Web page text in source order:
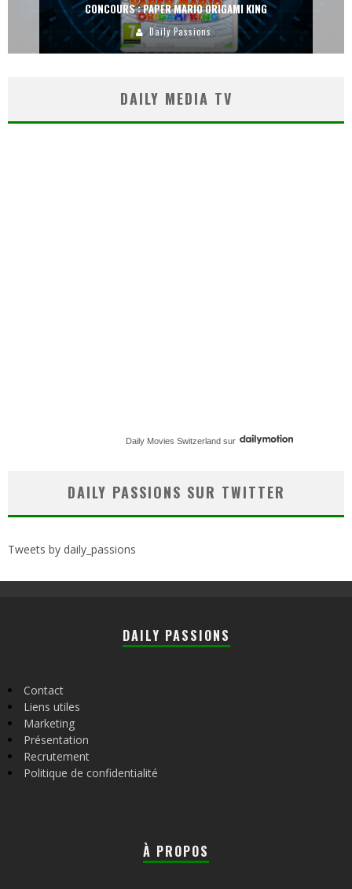
CONCOURS : PAPER MARIO ORIGAMI KING
Daily Passions
DAILY MEDIA TV
Daily Movies Switzerland sur
DAILY PASSIONS SUR TWITTER
Tweets by daily_passions
DAILY PASSIONS
Contact
Liens utiles
Marketing
Présentation
Recrutement
Politique de confidentialité
À PROPOS